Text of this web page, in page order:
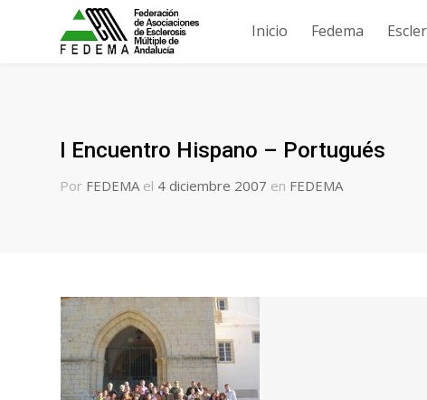
Inicio Fedema
I Encuentro Hispano – Portugués
Por FEDEMA el 4 diciembre 2007 en FEDEMA